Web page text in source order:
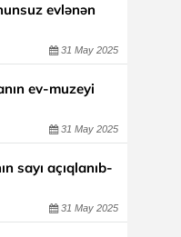
evlənən
31 May 2025
ev-muzeyi
31 May 2025
sayı açıqlanıb-
31 May 2025